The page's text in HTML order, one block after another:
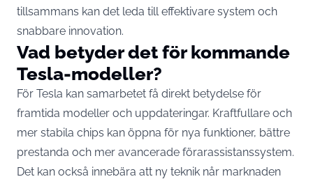
tillsammans kan det leda till effektivare system och
snabbare innovation.
Vad betyder det för kommande
Tesla-modeller?
För Tesla kan samarbetet få direkt betydelse för
framtida modeller och uppdateringar. Kraftfullare och
mer stabila chips kan öppna för nya funktioner, bättre
prestanda och mer avancerade förarassistanssystem.
Det kan också innebära att ny teknik når marknaden